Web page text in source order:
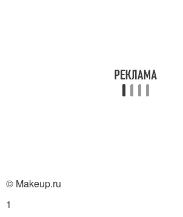
© Makeup.ru
1